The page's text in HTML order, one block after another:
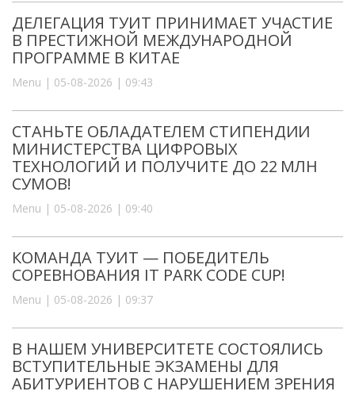
ДЕЛЕГАЦИЯ ТУИТ ПРИНИМАЕТ УЧАСТИЕ
В ПРЕСТИЖНОЙ МЕЖДУНАРОДНОЙ
ПРОГРАММЕ В КИТАЕ
Menu | 05-08-2026 | 09:43
СТАНЬТЕ ОБЛАДАТЕЛЕМ СТИПЕНДИИ
МИНИСТЕРСТВА ЦИФРОВЫХ
ТЕХНОЛОГИЙ И ПОЛУЧИТЕ ДО 22 МЛН
СУМОВ!
Menu | 05-08-2026 | 09:40
КОМАНДА ТУИТ — ПОБЕДИТЕЛЬ
СОРЕВНОВАНИЯ IT PARK CODE CUP!
Menu | 05-08-2026 | 09:37
В НАШЕМ УНИВЕРСИТЕТЕ СОСТОЯЛИСЬ
ВСТУПИТЕЛЬНЫЕ ЭКЗАМЕНЫ ДЛЯ
АБИТУРИЕНТОВ С НАРУШЕНИЕМ ЗРЕНИЯ